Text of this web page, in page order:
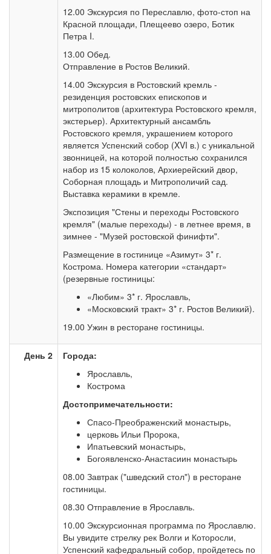
12.00 Экскурсия по Переславлю, фото-стоп на
Красной площади, Плещеево озеро, Ботик
Петра I.
13.00 Обед.
Отправление в Ростов Великий.
14.00 Экскурсия в Ростовский кремль -
резиденция ростовских епископов и
митрополитов (архитектура Ростовского кремля,
экстерьер). Архитектурный ансамбль
Ростовского кремля, украшением которого
является Успенский собор (XVI в.) с уникальной
звонницей, на которой полностью сохранился
набор из 15 колоколов, Архиерейский двор,
Соборная площадь и Митрополичий сад.
Выставка керамики в кремле.
Экспозиция "Стены и переходы Ростовского
кремля" (малые переходы) - в летнее время, в
зимнее - "Музей ростовской финифти".
Размещение в гостинице «Азимут» 3* г.
Кострома. Номера категории «стандарт»
(резервные гостиницы:
«Любим» 3* г. Ярославль,
«Московский тракт» 3* г. Ростов Великий).
19.00 Ужин в ресторане гостиницы.
День 2
Города:
Ярославль,
Кострома
Достопримечательности:
Спасо-Преображенский монастырь,
церковь Ильи Пророка,
Ипатьевский монастырь,
Богоявленско-Анастасиин монастырь
08.00 Завтрак ("шведский стол") в ресторане
гостиницы.
08.30 Отправление в Ярославль.
10.00 Экскурсионная программа по Ярославлю.
Вы увидите стрелку рек Волги и Которосли,
Успенский кафедральный собор, пройдетесь по